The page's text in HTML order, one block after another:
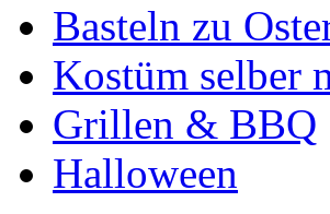
Basteln zu
Kostüm selber
Grillen & BBQ
Halloween